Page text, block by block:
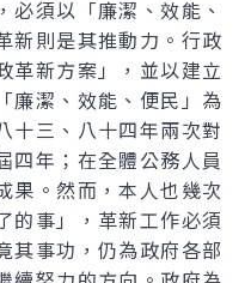
必須以「廉潔、效能、
新則是其推動力。行政
革新方案」，並以建立
廉潔、效能、便民」為
十三、八十四年兩次對
四年；在全體公務人員
果。然而，本人也幾次
的事」，革新工作必須
其事功，仍為政府各部